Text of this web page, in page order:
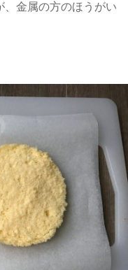
、金属の方のほうがい